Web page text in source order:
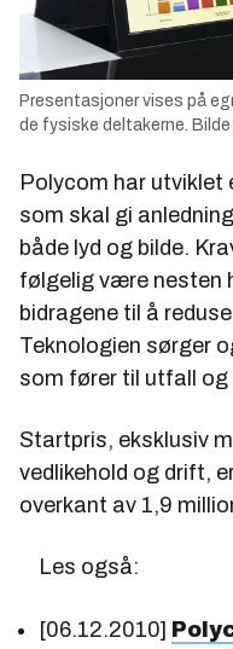
Presentasjoner vises på
de fysiske deltakerne.
Polycom har utviklet
som skal gi
både lyd og bilde.
følgelig være nesten
bidragene til å
Teknologien sørger
som fører til utfall og
Startpris, eksklusiv
vedlikehold og drift,
overkant av 1,9
Les også:
[06.12.2010]